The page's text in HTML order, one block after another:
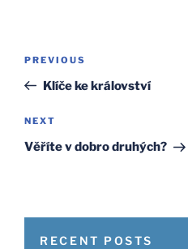
Previous
Post
PREVIOUS
Klíče ke království
Next
Post
NEXT
Věříte v dobro druhých?
RECENT POSTS